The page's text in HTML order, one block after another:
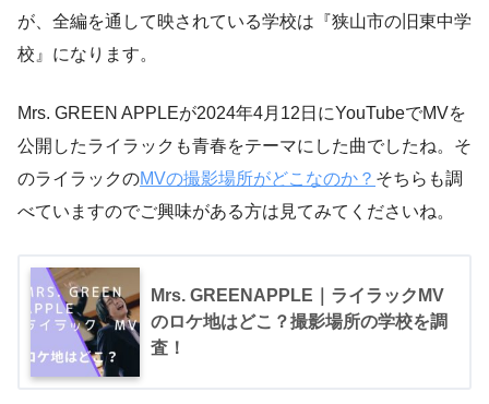
が、全編を通して映されている学校は『狭山市の旧東中学
校』になります。
Mrs. GREEN APPLEが2024年4月12日にYouTubeでMVを
公開したライラックも青春をテーマにした曲でしたね。そ
のライラックのMVの撮影場所がどこなのか？ そちらも調
べていますのでご興味がある方は見てみてくださいね。
Mrs. GREENAPPLE｜ライラックMV
のロケ地はどこ？撮影場所の学校を調
査！